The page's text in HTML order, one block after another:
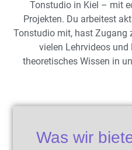
Tonstudio in Kiel – mit
Projekten. Du arbeitest
Tonstudio mit, hast Zugang
vielen Lehrvideos
theoretisches Wissen in
Was wir